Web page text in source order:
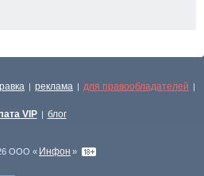
| реклама | для правообладателей |
VIP | блог
ООО « Инфон »